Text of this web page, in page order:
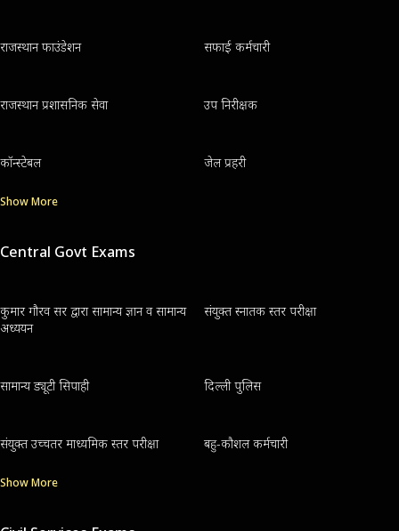
राजस्थान फाउंडेशन सफाई कर्मचारी
राजस्थान प्रशासनिक सेवा उप निरीक्षक
कॉन्स्टेबल जेल प्रहरी
Show More
Central Govt Exams
कुमार गौरव सर द्वारा सामान्य ज्ञान व सामान्य
अध्ययन
संयुक्त स्नातक स्तर परीक्षा
सामान्य ड्यूटी सिपाही दिल्ली पुलिस
संयुक्त उच्चतर माध्यमिक स्तर परीक्षा बहु-कौशल कर्मचारी
Show More